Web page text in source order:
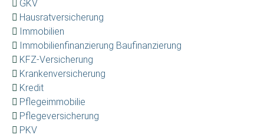
GKV
Hausratversicherung
Immobilien
Immobilienfinanzierung Baufinanzierung
KFZ-Versicherung
Krankenversicherung
Kredit
Pflegeimmobilie
Pflegeversicherung
PKV